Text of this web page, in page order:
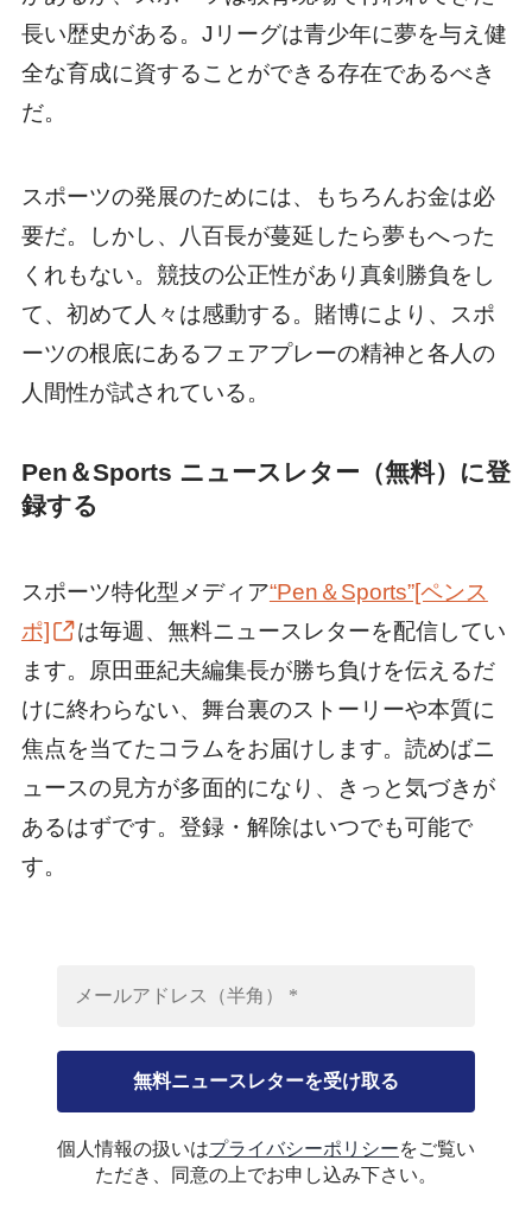
長い歴史がある。Jリーグは青少年に夢を与え健
全な育成に資することができる存在であるべき
だ。
スポーツの発展のためには、もちろんお金は必
要だ。しかし、八百長が蔓延したら夢もへった
くれもない。競技の公正性があり真剣勝負をし
て、初めて人々は感動する。賭博により、スポ
ーツの根底にあるフェアプレーの精神と各人の
人間性が試されている。
Pen＆Sports ニュースレター（無料）に登
録する
スポーツ特化型メディア“Pen＆Sports”[ペンス
ポ]
は毎週、無料ニュースレターを配信してい
ます。原田亜紀夫編集長が勝ち負けを伝えるだ
けに終わらない、舞台裏のストーリーや本質に
焦点を当てたコラムをお届けします。読めばニ
ュースの見方が多面的になり、きっと気づきが
あるはずです。登録・解除はいつでも可能で
す。
個人情報の扱いはプライバシーポリシーをご覧い
ただき、同意の上でお申し込み下さい。